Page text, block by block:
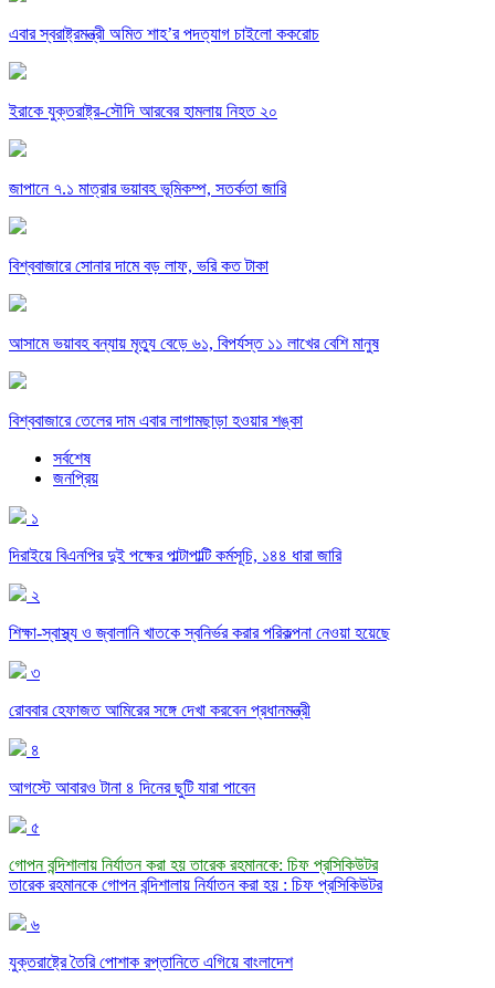
এবার স্বরাষ্ট্রমন্ত্রী অমিত শাহ’র পদত্যাগ চাইলো ককরোচ
ইরাকে যুক্তরাষ্ট্র-সৌদি আরবের হামলায় নিহত ২০
জাপানে ৭.১ মাত্রার ভয়াবহ ভূমিকম্প, সতর্কতা জারি
বিশ্ববাজারে সোনার দামে বড় লাফ, ভরি কত টাকা
আসামে ভয়াবহ বন্যায় মৃত্যু বেড়ে ৬১, বিপর্যস্ত ১১ লাখের বেশি মানুষ
বিশ্ববাজারে তেলের দাম এবার লাগামছাড়া হওয়ার শঙ্কা
সর্বশেষ
জনপ্রিয়
১
দিরাইয়ে বিএনপির দুই পক্ষের পাল্টাপাল্টি কর্মসূচি, ১৪৪ ধারা জারি
২
শিক্ষা-স্বাস্থ্য ও জ্বালানি খাতকে স্বনির্ভর করার পরিকল্পনা নেওয়া হয়েছে
৩
রোববার হেফাজত আমিরের সঙ্গে দেখা করবেন প্রধানমন্ত্রী
৪
আগস্টে আবারও টানা ৪ দিনের ছুটি যারা পাবেন
৫
গোপন বন্দিশালায় নির্যাতন করা হয় তারেক রহমানকে: চিফ প্রসিকিউটর
তারেক রহমানকে গোপন বন্দিশালায় নির্যাতন করা হয় : চিফ প্রসিকিউটর
৬
যুক্তরাষ্ট্রে তৈরি পোশাক রপ্তানিতে এগিয়ে বাংলাদেশ